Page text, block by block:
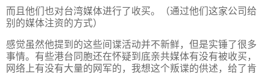
而且他们也对台湾媒体进行了收买。（通过他们这家公司给
别的媒体注资的方式）
感觉虽然他提到的这些间谍活动并不新鲜，但是实锤了很多
事情。有些港台同胞还在怀疑到底亲共媒体有没有被收买，
网络上有没有大量的网军的，我想这个叛谍的供述，给了肯